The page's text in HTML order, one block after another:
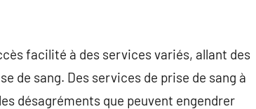
facilité à des services variés, allant des
de sang. Des services de prise de sang à
désagréments que peuvent engendrer